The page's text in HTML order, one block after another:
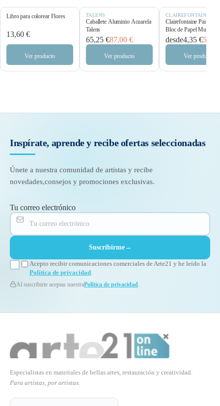
Libro para colorear Flores
13,60 €
Ver producto
TALENS
Caballete Aluminio Acuarela
Talens
65,25 €87,00 €
Ver producto
CLAIREFONTAINE
Clairefontaine
Bloc de Papel
250 g/m²
desde4,35 €5,80
Ver producto
Inspírate, aprende y recibeofertas seleccionadas
Únete a nuestra comunidad de artistas y recibe
novedades,consejos y promociones exclusivas.
Tu correo electrónico
Suscribirme→
Acepto recibir comunicaciones comerciales de Arte21 y he leído la
Política de privacidad.
Al suscribirte aceptas nuestraPolítica de privacidad.
Especialistas en materiales de bellas artes, restauración y creatividad.
Para artistas, por artistas.